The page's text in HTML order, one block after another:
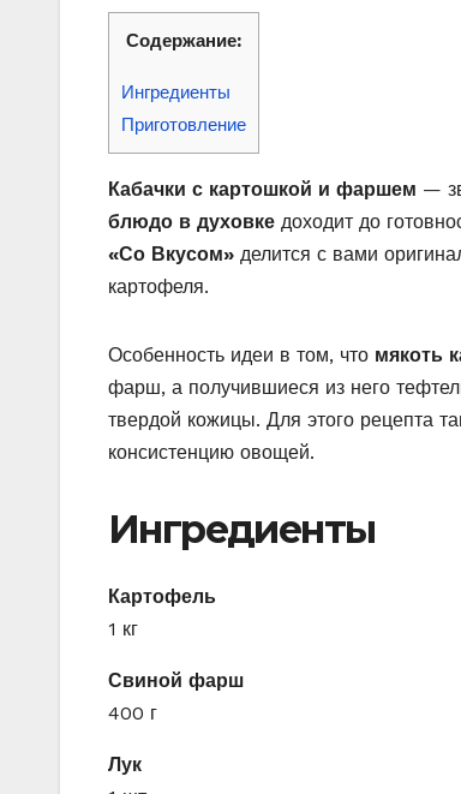
Содержание:
Ингредиенты
Приготовление
Кабачки с картошкой и фаршем —
блюдо в духовке доходит до
«Со Вкусом» делится с вами
картофеля.
Особенность идеи в том, что мякоть
фарш, а получившиеся из него
твердой кожицы. Для этого рецепта
консистенцию овощей.
Ингредиенты
Картофель
1 кг
Свиной фарш
400 г
Лук